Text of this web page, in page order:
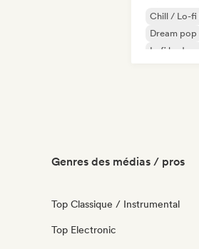
Chill / Lo-fi
Dream pop
Lofi
Genres des médias / pros
Top Classique / Instrumental
Top Electronic